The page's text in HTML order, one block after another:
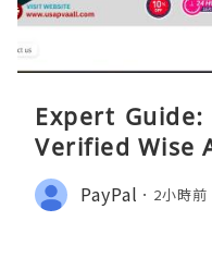
Expert
Verified Wise
PayPal 2小時前